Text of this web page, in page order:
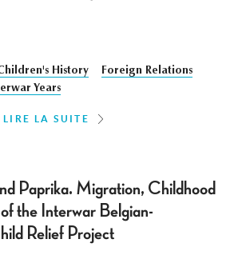
History
Foreign Relations
Years
LIRE LA SUITE
Paprika. Migration, Childhood
the Interwar Belgian-
Relief Project